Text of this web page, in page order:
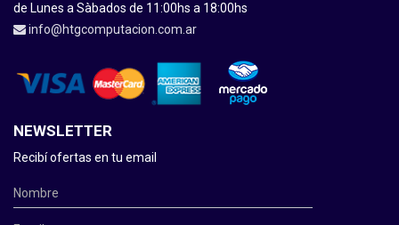
de Lunes a Sàbados de 11:00hs a 18:00hs
info@htgcomputacion.com.ar
NEWSLETTER
Recibí ofertas en tu email